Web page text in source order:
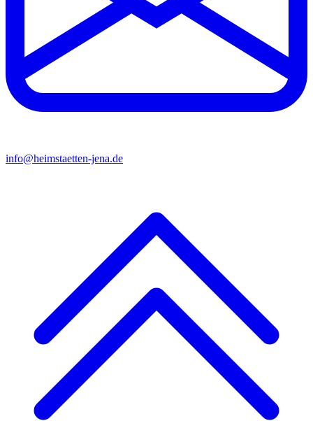
info@heimstaetten-jena.de